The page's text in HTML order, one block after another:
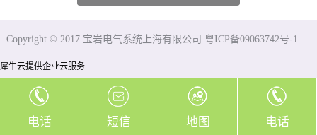
Copyright © 2017 宝岩电气系统上海有限公司 粤ICP备09063742号-1
犀牛云提供企业云服务
电话 短信 地图 电话